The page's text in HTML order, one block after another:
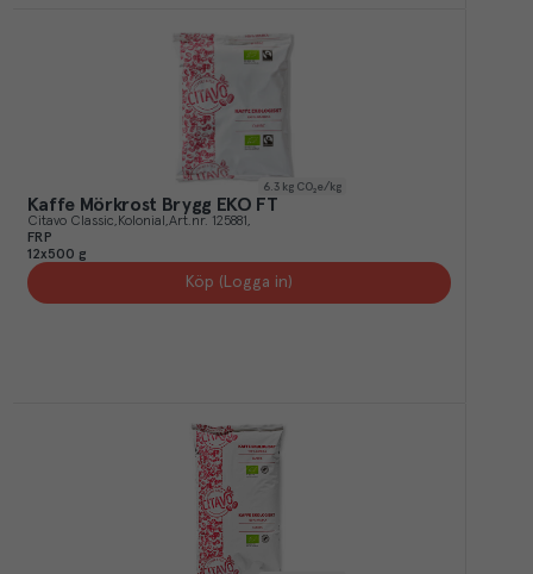
6.3 kg CO₂e/kg
Kaffe Mörkrost Brygg EKO FT
Citavo Classic Kolonial Art.nr. 125881
FRP
12x500 g
Köp (Logga in)